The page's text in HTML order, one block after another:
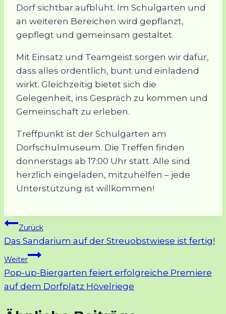
Dorf sichtbar aufblüht. Im Schulgarten und
an weiteren Bereichen wird gepflanzt,
gepflegt und gemeinsam gestaltet.
Mit Einsatz und Teamgeist sorgen wir dafür,
dass alles ordentlich, bunt und einladend
wirkt. Gleichzeitig bietet sich die
Gelegenheit, ins Gespräch zu kommen und
Gemeinschaft zu erleben.
Treffpunkt ist der Schulgarten am
Dorfschulmuseum. Die Treffen finden
donnerstags ab 17:00 Uhr statt. Alle sind
herzlich eingeladen, mitzuhelfen – jede
Unterstützung ist willkommen!
Beitragsnavigation
Zurück
Das Sandarium auf der Streuobstwiese ist fertig!
Weiter
Pop-up-Biergarten feiert erfolgreiche Premiere
auf dem Dorfplatz Hövelriege